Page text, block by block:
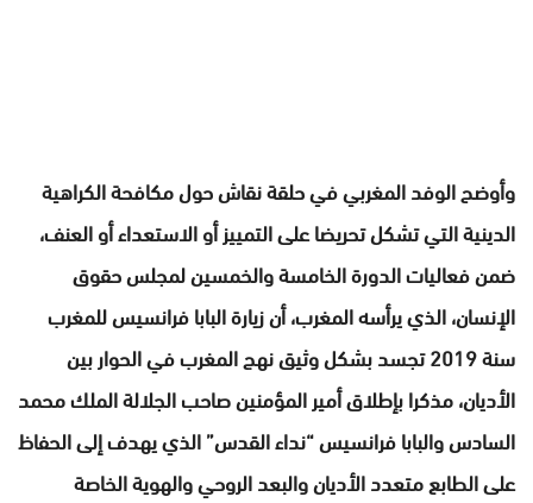
وأوضح الوفد المغربي في حلقة نقاش حول مكافحة الكراهية
الدينية التي تشكل تحريضا على التمييز أو الاستعداء أو العنف،
ضمن فعاليات الدورة الخامسة والخمسين لمجلس حقوق
الإنسان، الذي يرأسه المغرب، أن زيارة البابا فرانسيس للمغرب
سنة 2019 تجسد بشكل وثيق نهج المغرب في الحوار بين
الأديان، مذكرا بإطلاق أمير المؤمنين صاحب الجلالة الملك محمد
السادس والبابا فرانسيس “نداء القدس” الذي يهدف إلى الحفاظ
على الطابع متعدد الأديان والبعد الروحي والهوية الخاصة